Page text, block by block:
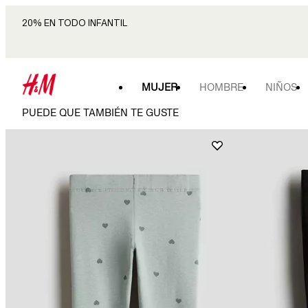
20% EN TODO INFANTIL
MUJER HOMBRE NIÑOS
PUEDE QUE TAMBIÉN TE GUSTE